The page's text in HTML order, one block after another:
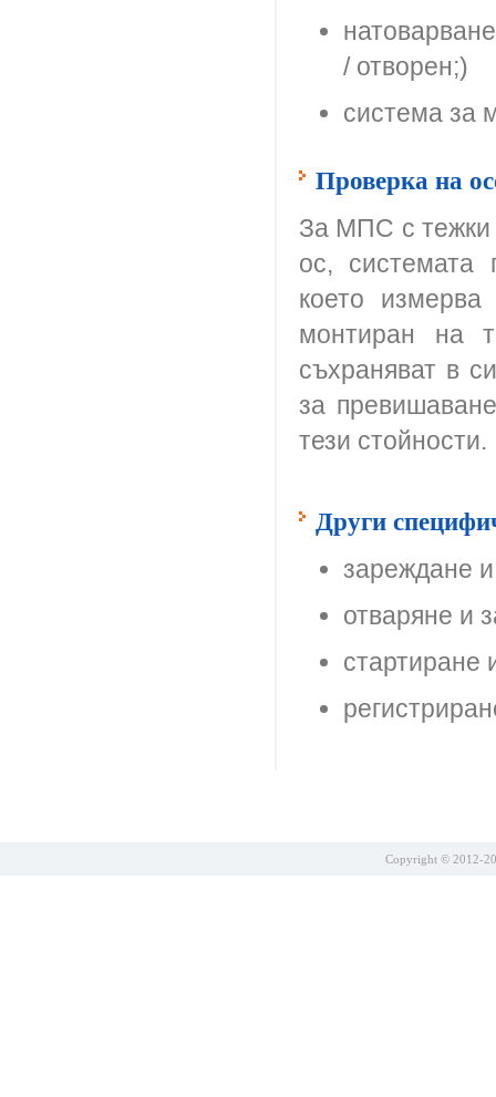
/ отворен;)
система за
Проверка на
За МПС с тежки
ос, системата
което
монтиран на
съхраняват в
за
тези стойности.
Други
зареждане
отваряне и
стартиране
Copyright © 2012-